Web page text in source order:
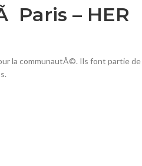
Paris – HER
la communautÃ©. Ils font partie de